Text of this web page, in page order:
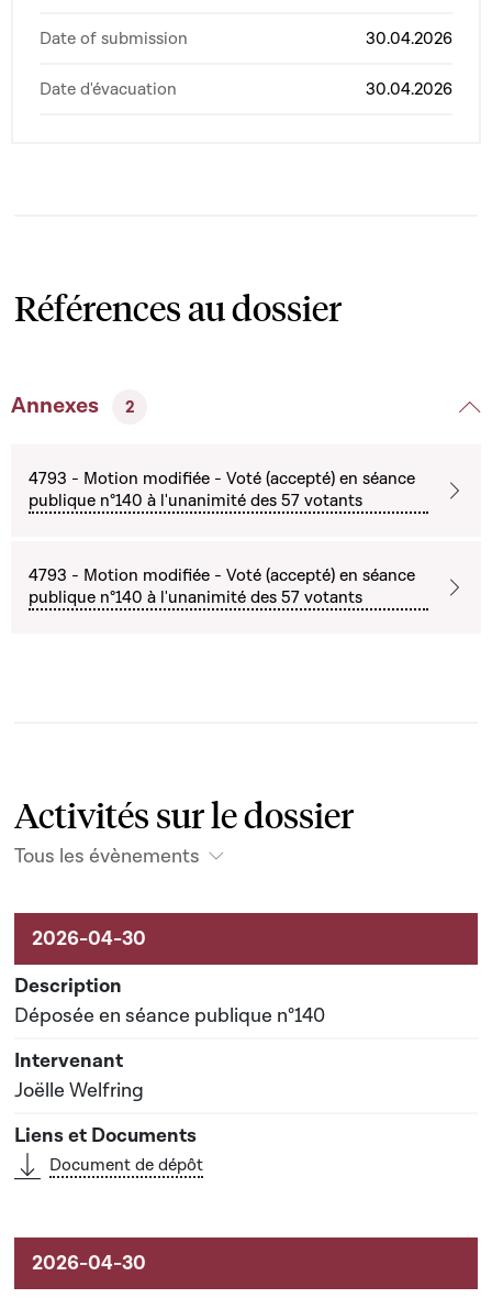
Date of submission 30.04.2026
Date d'évacuation 30.04.2026
Références au dossier
Annexes 2
4793 - Motion modifiée - Voté (accepté) en séance
publique n°140 à l'unanimité des 57 votants
4793 - Motion modifiée - Voté (accepté) en séance
publique n°140 à l'unanimité des 57 votants
Activités sur le dossier
Tous les évènements
Activités sur le dossier
Déposée en séance publique n°140
Joëlle Welfring
Document de dépôt